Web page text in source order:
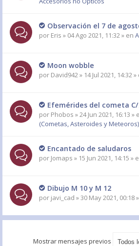
Observación el 7 de
por Eris » 04 Ago 2021, 11:32 » en
Moon wobble
por David942» 14 Jul 2021, 14:32 »
Efemérides del cometa C/
por Phobos » 24 Jun 2021, 16:13 »
(Cometas, Asteroides y Meteoros)
Encantado de saludaros
por Jomaps » 15 Jun 2021, 14:15 »
Dibujo M 10 y M 12
por javi_cad » 30 May 2021, 00:18
Mostrar mensajes previos